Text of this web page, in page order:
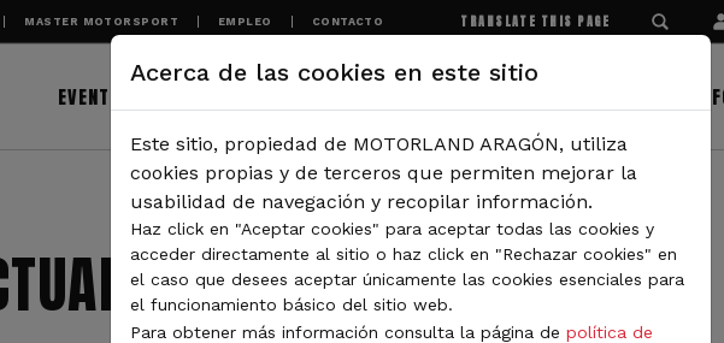
MASTER MOTORSPORT EMPLEO CONTACTO TRANSLATE THIS PAGE
EVENTOS
DE MOTORLAND
Acerca de las cookies en este sitio
Este sitio, propiedad de MOTORLAND ARAGÓN, utiliza
cookies propias y de terceros que permiten mejorar la
usabilidad de navegación y recopilar información.
Haz click en "Aceptar cookies" para aceptar todas las cookies y
acceder directamente al sitio o haz click en "Rechazar cookies" en
el caso que desees aceptar únicamente las cookies esenciales para
el funcionamiento básico del sitio web.
Para obtener más información consulta la página de política de